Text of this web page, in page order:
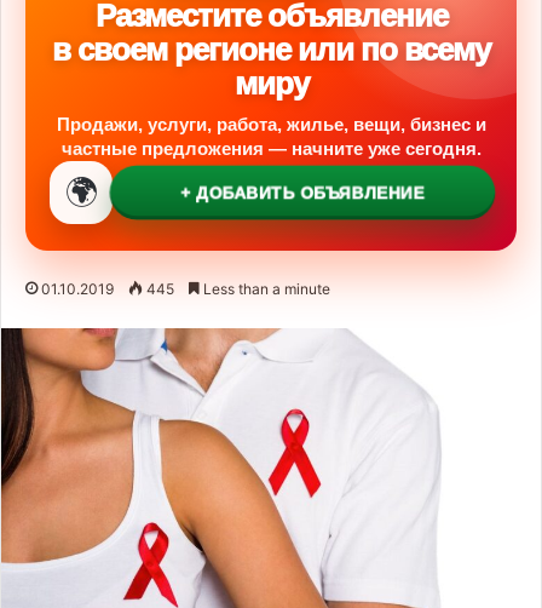
Разместите объявление
в своем регионе или по всему
миру
Продажи, услуги, работа, жилье, вещи, бизнес и
частные предложения — начните уже сегодня.
🌍 + ДОБАВИТЬ ОБЪЯВЛЕНИЕ
01.10.2019 445 Less than a minute